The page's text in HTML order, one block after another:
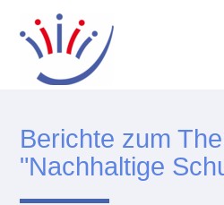
Suchbegriffe
Berichte zum
"Nachhaltige